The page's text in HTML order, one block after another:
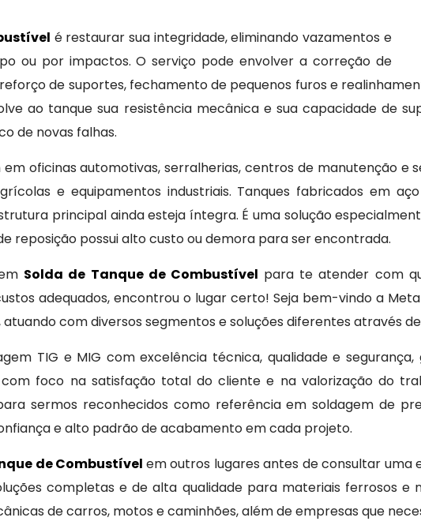
é restaurar sua integridade, eliminando vazamentos e
ou por impactos. O serviço pode envolver a correção de
de suportes, fechamento de pequenos furos e
ao tanque sua resistência mecânica e sua capacidade de
de novas falhas.
oficinas automotivas, serralherias, centros de manutenção e
e equipamentos industriais. Tanques fabricados em
principal ainda esteja íntegra. É uma solução
reposição possui alto custo ou demora para ser encontrada.
Solda de Tanque de Combustível para te atender com
adequados, encontrou o lugar certo! Seja bem-vindo a
com diversos segmentos e soluções diferentes através
TIG e MIG com excelência técnica, qualidade e
foco na satisfação total do cliente e na valorização do
sermos reconhecidos como referência em soldagem de
e alto padrão de acabamento em cada projeto.
de Combustível em outros lugares antes de consultar uma
completas e de alta qualidade para materiais ferrosos e
de carros, motos e caminhões, além de empresas que